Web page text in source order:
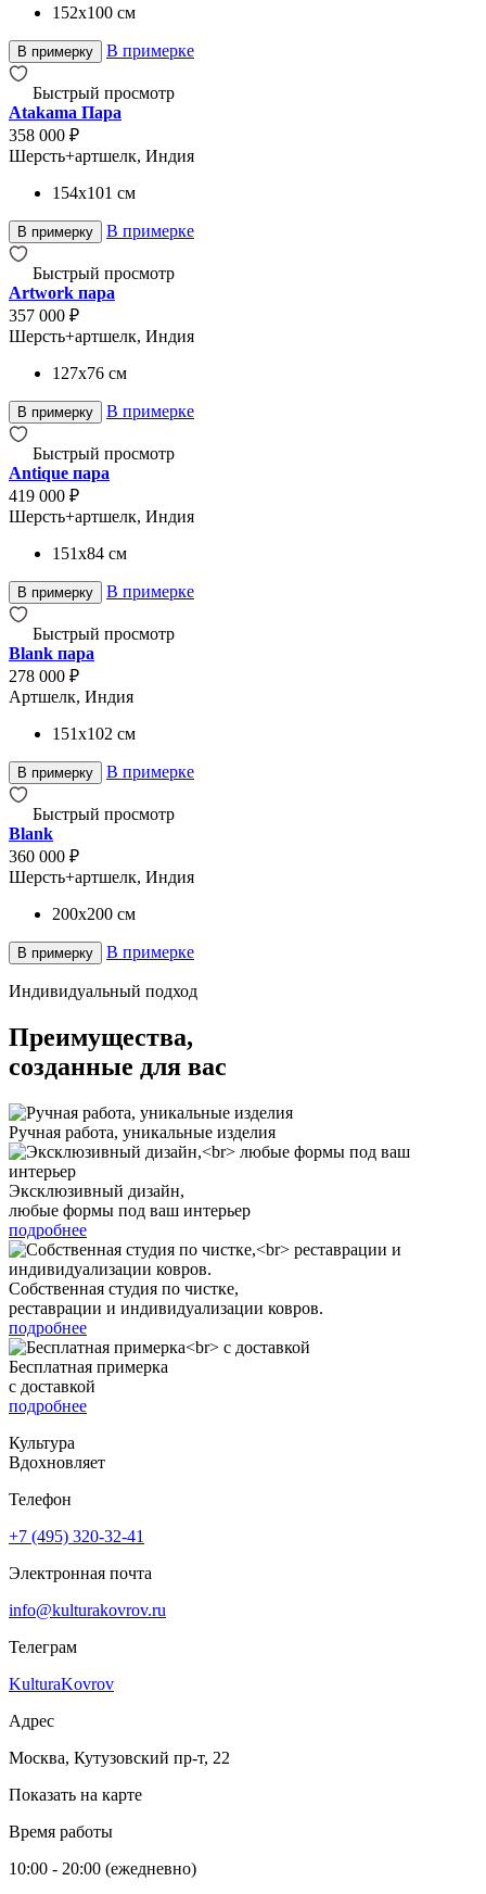
152x100 см
В примерку В примерке
Быстрый просмотр
Atakama Пара
358 000 ₽
Шерсть+артшелк, Индия
154x101 см
В примерку В примерке
Быстрый просмотр
Artwork пара
357 000 ₽
Шерсть+артшелк, Индия
127x76 см
В примерку В примерке
Быстрый просмотр
Antique пара
419 000 ₽
Шерсть+артшелк, Индия
151x84 см
В примерку В примерке
Быстрый просмотр
Blank пара
278 000 ₽
Артшелк, Индия
151x102 см
В примерку В примерке
Быстрый просмотр
Blank
360 000 ₽
Шерсть+артшелк, Индия
200x200 см
В примерку В примерке
Индивидуальный подход
Преимущества,
созданные для вас
Ручная работа, уникальные изделия
Эксклюзивный дизайн,
любые формы под ваш интерьер
подробнее
Собственная студия по чистке,
реставрации и индивидуализации ковров.
подробнее
Бесплатная примерка
с доставкой
подробнее
Культура
Вдохновляет
Телефон
+7 (495) 320-32-41
Электронная почта
info@kulturakovrov.ru
Телеграм
KulturaKovrov
Адрес
Москва, Кутузовский пр-т, 22
Показать на карте
Время работы
10:00 - 20:00 (ежедневно)